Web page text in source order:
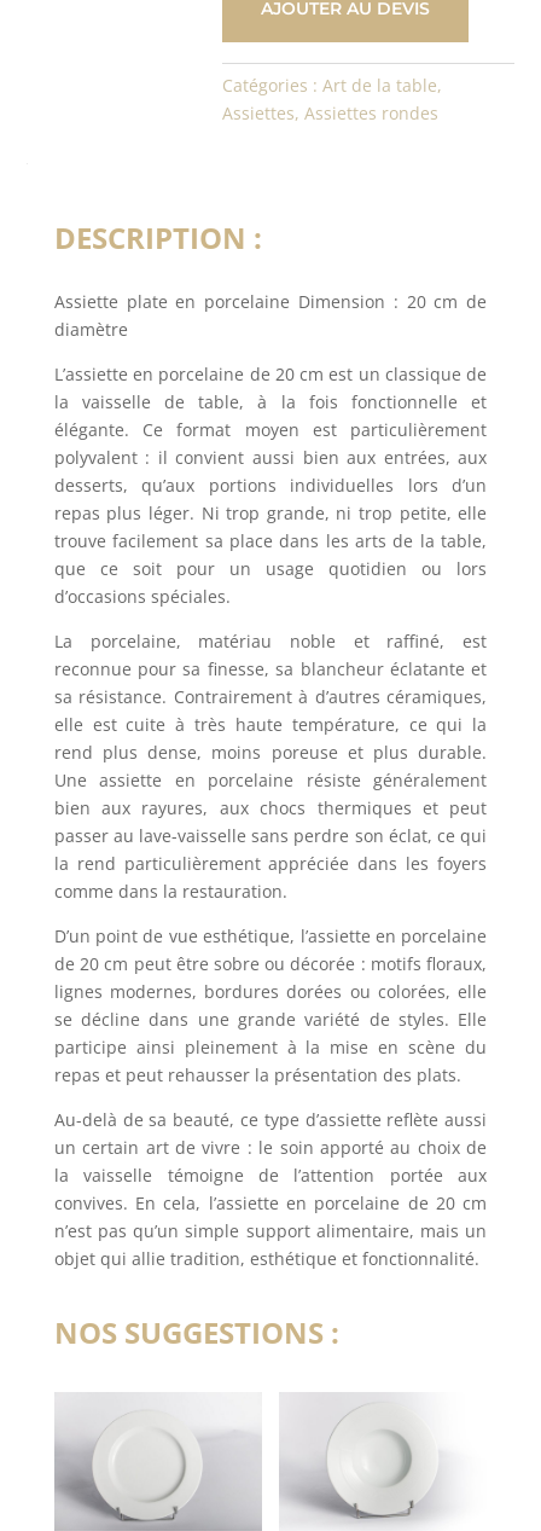
AJOUTER AU DEVIS
Catégories : Art de la table,
Assiettes, Assiettes rondes
DESCRIPTION :
Assiette plate en porcelaine Dimension : 20 cm de
diamètre
L’assiette en porcelaine de 20 cm est un classique de
la vaisselle de table, à la fois fonctionnelle et
élégante. Ce format moyen est particulièrement
polyvalent : il convient aussi bien aux entrées, aux
desserts, qu’aux portions individuelles lors d’un
repas plus léger. Ni trop grande, ni trop petite, elle
trouve facilement sa place dans les arts de la table,
que ce soit pour un usage quotidien ou lors
d’occasions spéciales.
La porcelaine, matériau noble et raffiné, est
reconnue pour sa finesse, sa blancheur éclatante et
sa résistance. Contrairement à d’autres céramiques,
elle est cuite à très haute température, ce qui la
rend plus dense, moins poreuse et plus durable.
Une assiette en porcelaine résiste généralement
bien aux rayures, aux chocs thermiques et peut
passer au lave-vaisselle sans perdre son éclat, ce qui
la rend particulièrement appréciée dans les foyers
comme dans la restauration.
D’un point de vue esthétique, l’assiette en porcelaine
de 20 cm peut être sobre ou décorée : motifs floraux,
lignes modernes, bordures dorées ou colorées, elle
se décline dans une grande variété de styles. Elle
participe ainsi pleinement à la mise en scène du
repas et peut rehausser la présentation des plats.
Au-delà de sa beauté, ce type d’assiette reflète aussi
un certain art de vivre : le soin apporté au choix de
la vaisselle témoigne de l’attention portée aux
convives. En cela, l’assiette en porcelaine de 20 cm
n’est pas qu’un simple support alimentaire, mais un
objet qui allie tradition, esthétique et fonctionnalité.
NOS SUGGESTIONS :